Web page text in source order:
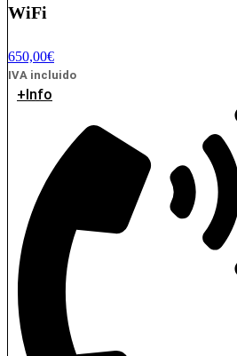
WiFi
650,00€
IVA incluido
+Info